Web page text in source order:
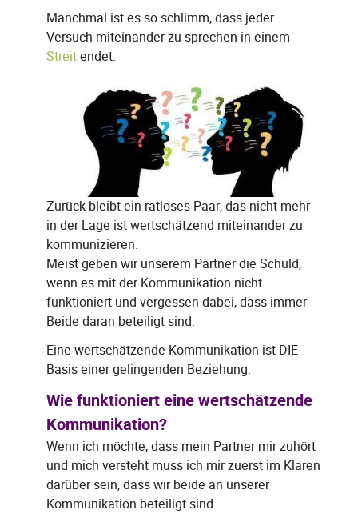
Manchmal ist es so schlimm, dass jeder
Versuch miteinander zu sprechen in einem
Streitendet.
Zurück bleibt ein ratloses Paar, das nicht mehr
in der Lage ist wertschätzend miteinander zu
kommunizieren.
Meist geben wir unserem Partner die Schuld,
wenn es mit der Kommunikation nicht
funktioniert und vergessen dabei, dass immer
Beide daran beteiligt sind.
Eine wertschätzende Kommunikation ist DIE
Basis einer gelingenden Beziehung.
Wie funktioniert eine wertschätzende
Kommunikation?
Wenn ich möchte, dass mein Partner mir zuhört
und mich versteht muss ich mir zuerst im Klaren
darüber sein, dass wir beide an unserer
Kommunikation beteiligt sind.